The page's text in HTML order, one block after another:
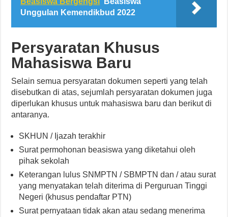
Unggulan Kemendikbud 2022
Persyaratan Khusus
Mahasiswa Baru
Selain semua persyaratan dokumen seperti yang telah
disebutkan di atas, sejumlah persyaratan dokumen juga
diperlukan khusus untuk mahasiswa baru dan berikut di
antaranya.
SKHUN / Ijazah terakhir
Surat permohonan beasiswa yang diketahui oleh
pihak sekolah
Keterangan lulus SNMPTN / SBMPTN dan / atau surat
yang menyatakan telah diterima di Perguruan Tinggi
Negeri (khusus pendaftar PTN)
Surat pernyataan tidak akan atau sedang menerima